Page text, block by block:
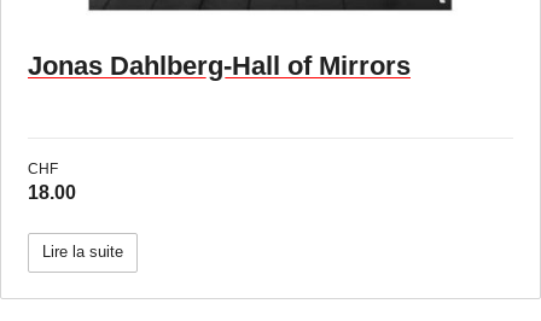
Jonas Dahlberg-Hall of Mirrors
CHF
18.00
Lire la suite